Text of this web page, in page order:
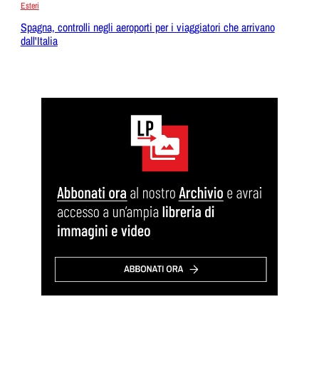
Esteri
Spagna, controlli negli aeroporti per i viaggiatori che arrivano
dall'Italia